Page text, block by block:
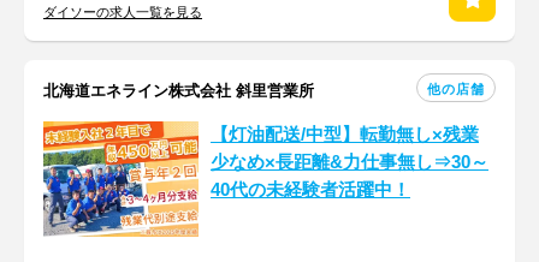
ダイソーの求人一覧を見る
北海道エネライン株式会社 斜里営業所 他の店舗
【灯油配送/中型】転勤無し×残業
少なめ×長距離&力仕事無し⇒30～
40代の未経験者活躍中！